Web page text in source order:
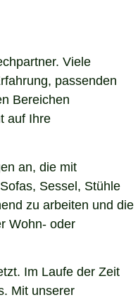
Viele
passenden
Bereichen
auf Ihre
an, die mit
Sessel, Stühle
zu arbeiten und die
Wohn- oder
Im Laufe der Zeit
Mit unserer